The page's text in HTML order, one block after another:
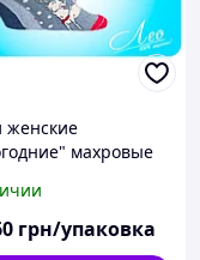
женские
махровые
грн/упаковка